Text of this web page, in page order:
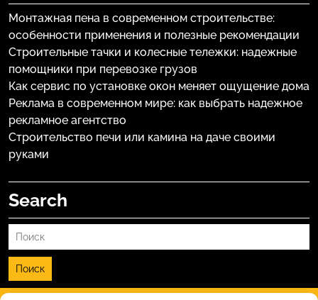
Монтажная пена в современном строительстве:
особенности применения и полезные рекомендации
Строительные тачки и колесные тележки: надежные
помощники при перевозке грузов
Как сервис по установке окон меняет ощущение дома
Реклама в современном мире: как выбрать надежное
рекламное агентство
Строительство печи или камина на даче своими
руками
Search
Поиск